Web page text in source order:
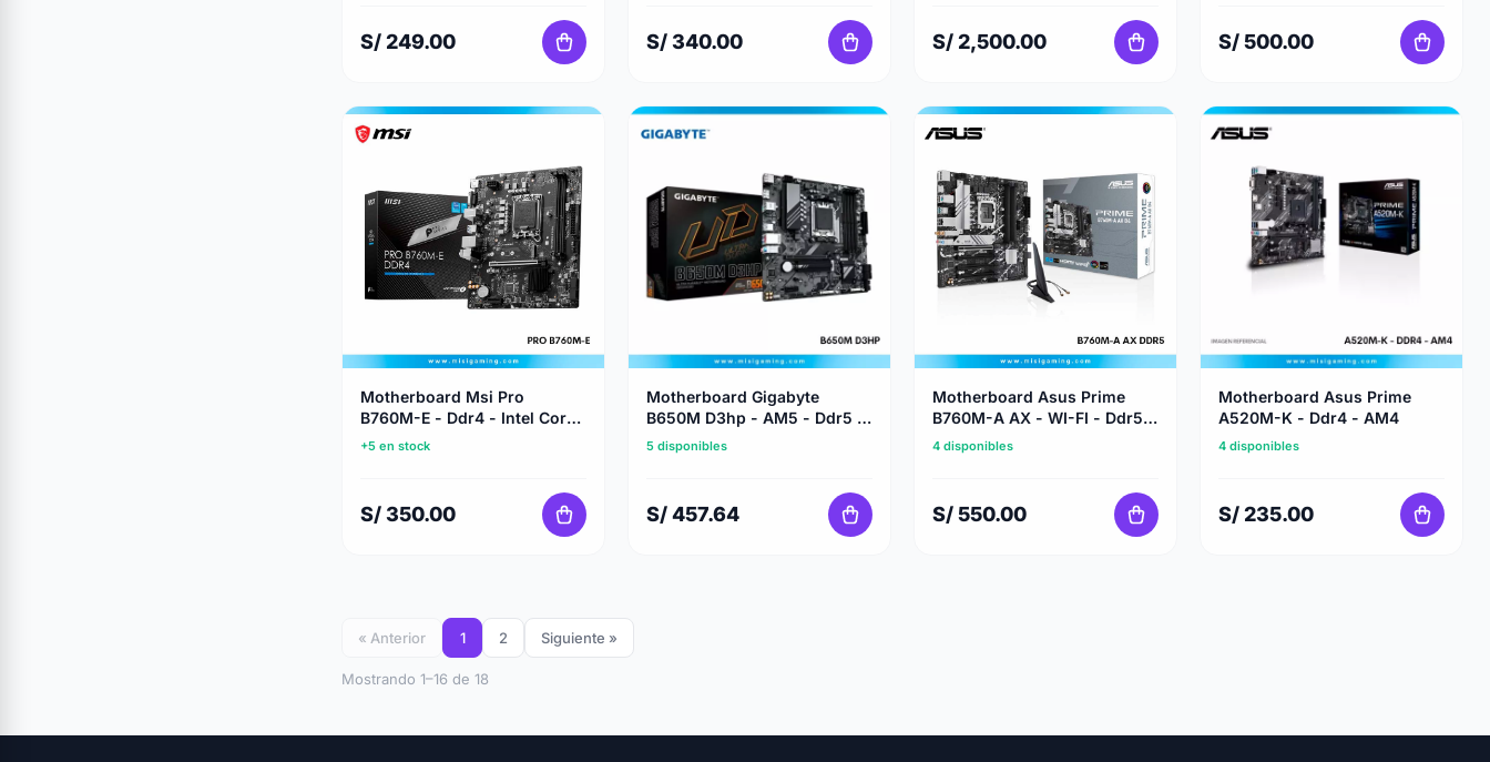
S/ 249.00 S/ 340.00 S/ 2,500.00 S/ 500.00
Motherboard Msi Pro
B760M-E - Ddr4 - Intel Core
Series - Lga 1700
+5 en stock
S/ 350.00
Motherboard Gigabyte
B650M D3hp - AM5 - Ddr5 -
Black
5 disponibles
S/ 457.64
Motherboard Asus Prime
B760M-A AX - WI-FI - Ddr5 -
Intel Core Series - Lga 1700
4 disponibles
S/ 550.00
Motherboard Asus Prime
A520M-K - Ddr4 - AM4
4 disponibles
S/ 235.00
« Anterior 1 2 Siguiente »
Mostrando 1–16 de 18